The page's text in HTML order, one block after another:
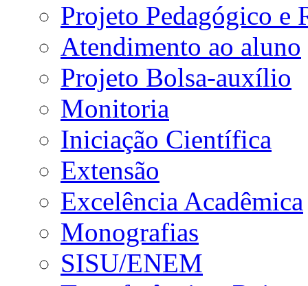
Projeto Pedagógico e
Atendimento ao aluno
Projeto Bolsa-auxílio
Monitoria
Iniciação Científica
Extensão
Excelência Acadêmica
Monografias
SISU/ENEM